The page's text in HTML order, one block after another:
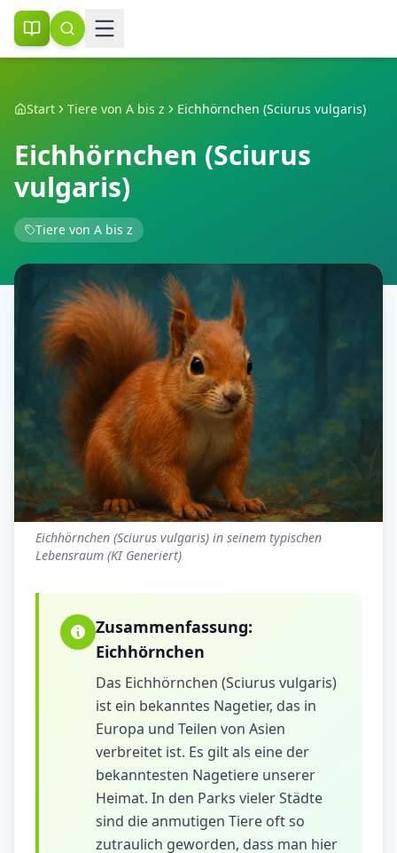
Start Tiere von A bis z Eichhörnchen (Sciurus vulgaris)
Eichhörnchen (Sciurus
vulgaris)
Tiere von A bis z
Eichhörnchen (Sciurus vulgaris) in seinem typischen
Lebensraum (KI Generiert)
Zusammenfassung:
Eichhörnchen
Das Eichhörnchen (Sciurus vulgaris)
ist ein bekanntes Nagetier, das in
Europa und Teilen von Asien
verbreitet ist. Es gilt als eine der
bekanntesten Nagetiere unserer
Heimat. In den Parks vieler Städte
sind die anmutigen Tiere oft so
zutraulich geworden, dass man hier